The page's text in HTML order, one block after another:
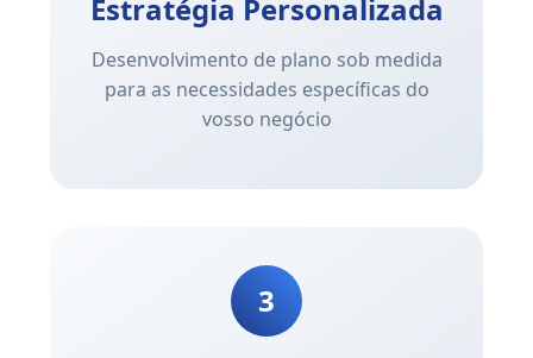
Estratégia Personalizada
Desenvolvimento de plano sob medida
para as necessidades específicas do
vosso negócio
3